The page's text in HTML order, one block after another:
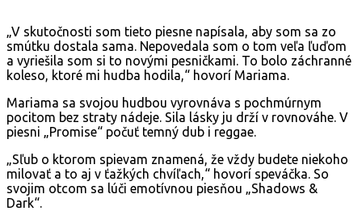
„V skutočnosti som tieto piesne napísala, aby som sa zo
smútku dostala sama. Nepovedala som o tom veľa ľuďom
a vyriešila som si to novými pesničkami. To bolo záchranné
koleso, ktoré mi hudba hodila,“ hovorí Mariama.
Mariama sa svojou hudbou vyrovnáva s pochmúrnym
pocitom bez straty nádeje. Sila lásky ju drží v rovnováhe. V
piesni „Promise“ počuť temný dub i reggae.
„Sľub o ktorom spievam znamená, že vždy budete niekoho
milovať a to aj v ťažkých chvíľach,“ hovorí speváčka. So
svojim otcom sa lúči emotívnou piesňou „Shadows &
Dark“.